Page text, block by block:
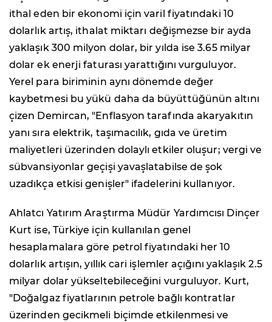
ithal eden bir ekonomi için varil fiyatındaki 10
dolarlık artış, ithalat miktarı değişmezse bir ayda
yaklaşık 300 milyon dolar, bir yılda ise 3.65 milyar
dolar ek enerji faturası yarattığını vurguluyor.
Yerel para biriminin aynı dönemde değer
kaybetmesi bu yükü daha da büyüttüğünün altını
çizen Demircan, "Enflasyon tarafında akaryakıtın
yanı sıra elektrik, taşımacılık, gıda ve üretim
maliyetleri üzerinden dolaylı etkiler oluşur; vergi ve
sübvansiyonlar geçişi yavaşlatabilse de şok
uzadıkça etkisi genişler" ifadelerini kullanıyor.
Ahlatcı Yatırım Araştırma Müdür Yardımcısı Dinçer
Kurt ise, Türkiye için kullanılan genel
hesaplamalara göre petrol fiyatındaki her 10
dolarlık artışın, yıllık cari işlemler açığını yaklaşık 2.5
milyar dolar yükseltebileceğini vurguluyor. Kurt,
"Doğalgaz fiyatlarının petrole bağlı kontratlar
üzerinden gecikmeli biçimde etkilenmesi ve